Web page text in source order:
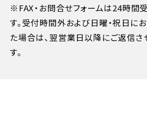
※FAX・お問合せフォームは24時間
す。受付時間外および日曜・祝日に
た場合は、翌営業日以降にご返信さ
す。